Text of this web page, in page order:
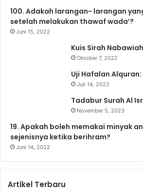
b
o
u
e
a
r
a
g
a
m
100. Adakah larangan- larangan
setelah melakukan thawaf wada’?
Juni 15, 2022
Kuis Sirah Nabawiah
Oktober 7, 2022
Uji Hafalan Alquran:
Juli 14, 2022
Tadabur Surah Al
November 5, 2023
19. Apakah boleh memakai minyak
sejenisnya ketika berihram?
Juni 14, 2022
Artikel Terbaru